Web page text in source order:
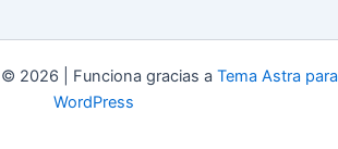
2026 | Funciona gracias a Tema Astra para
WordPress